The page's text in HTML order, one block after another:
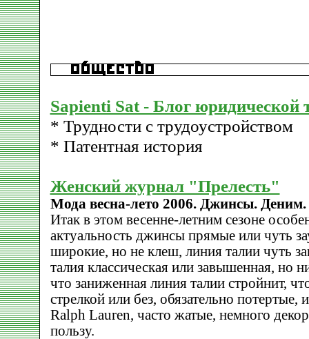
Sapienti Sat - Блог юридической
* Трудности с трудоустройством
* Патентная история
Женский журнал "Прелесть"
Мода весна-лето 2006. Джинсы. Деним.
Итак в этом весенне-летним сезоне
актуальность джинсы прямые или чуть
широкие, но не клеш, линия талии чуть
талия классическая или завышенная, но
что заниженная линия талии стройнит,
стрелкой или без, обязательно потертые,
Ralph Lauren, часто жатые, немного
пользу.